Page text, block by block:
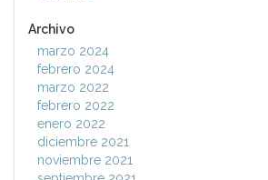
Archivo
marzo 2024
febrero 2024
marzo 2022
febrero 2022
enero 2022
diciembre 2021
noviembre 2021